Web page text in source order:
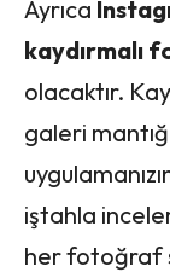
Ayrıca
kaydırmalı
olacaktır.
galeri
iştahla
her fotoğraf